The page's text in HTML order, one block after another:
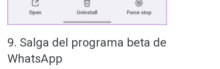
9. Salga del programa beta de
WhatsApp